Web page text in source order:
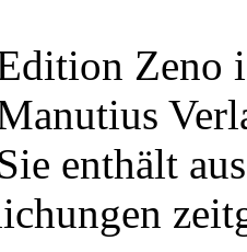
Zeno
enthält